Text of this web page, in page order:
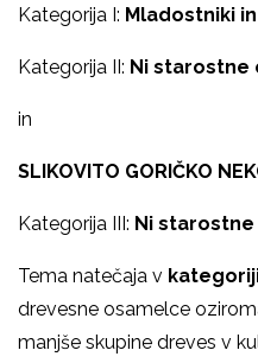
Kategorija I: Mladostniki
Kategorija II: Ni starostne
in
SLIKOVITO GORIČKO
Kategorija III: Ni
Tema natečaja v
drevesne osamelce
manjše skupine dreves v